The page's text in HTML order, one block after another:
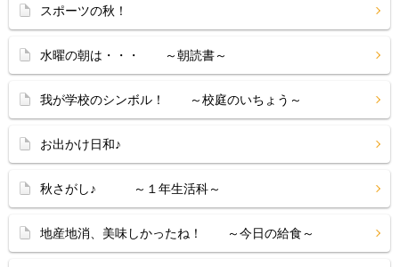
スポーツの秋！
水曜の朝は・・・ ～朝読書～
我が学校のシンボル！ ～校庭のいちょう～
お出かけ日和♪
秋さがし♪ ～１年生活科～
地産地消、美味しかったね！ ～今日の給食～